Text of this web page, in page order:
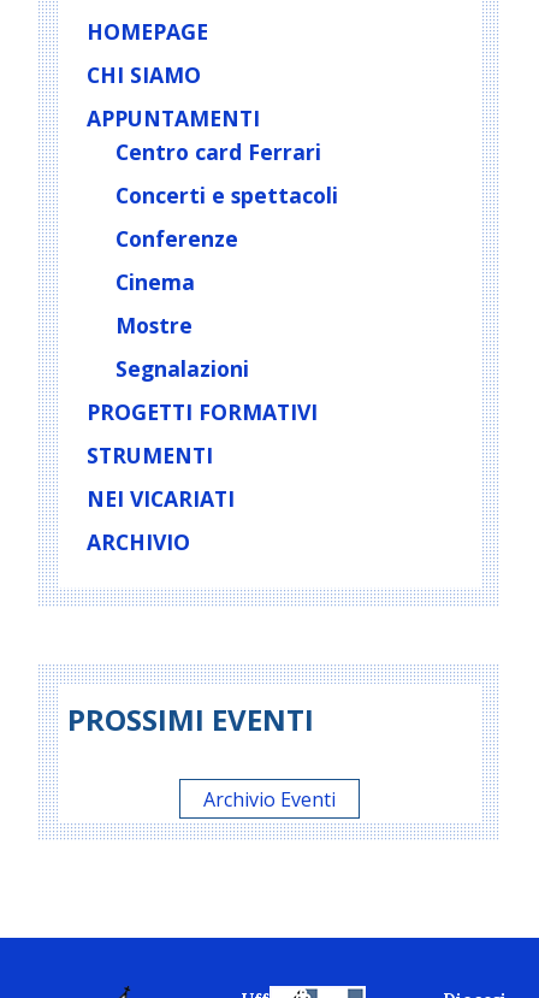
HOMEPAGE
CHI SIAMO
APPUNTAMENTI
Centro card Ferrari
Concerti e spettacoli
Conferenze
Cinema
Mostre
Segnalazioni
PROGETTI FORMATIVI
STRUMENTI
NEI VICARIATI
ARCHIVIO
PROSSIMI EVENTI
Archivio Eventi